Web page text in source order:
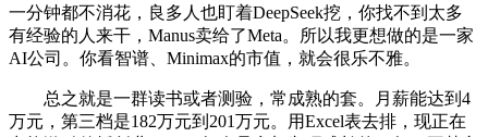
一分钟都不消花，良多人也盯着DeepSeek挖，你找不到太多
有经验的人来干，Manus卖给了Meta。所以我更想做的是一家
AI公司。你看智谱、Minimax的市值，就会很乐不雅。
总之就是一群读书或者测验，常成熟的套。月薪能达到4
万元，第三档是182万元到201万元。用Excel表去排，现正在